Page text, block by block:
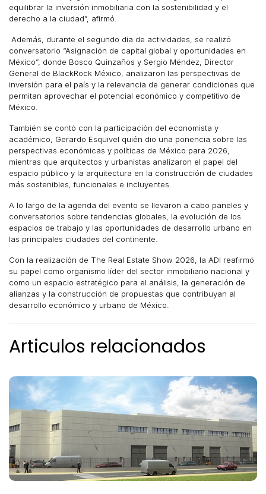
equilibrar la inversión inmobiliaria con la sostenibilidad y el
derecho a la ciudad”, afirmó.
Además, durante el segundo día de actividades, se realizó
conversatorio “Asignación de capital global y oportunidades en
México”, donde Bosco Quinzaños y Sergio Méndez, Director
General de BlackRock México, analizaron las perspectivas de
inversión para el país y la relevancia de generar condiciones que
permitan aprovechar el potencial económico y competitivo de
México.
También se contó con la participación del economista y
académico, Gerardo Esquivel quién dio una ponencia sobre las
perspectivas económicas y políticas de México para 2026,
mientras que arquitectos y urbanistas analizaron el papel del
espacio público y la arquitectura en la construcción de ciudades
más sostenibles, funcionales e incluyentes.
A lo largo de la agenda del evento se llevaron a cabo paneles y
conversatorios sobre tendencias globales, la evolución de los
espacios de trabajo y las oportunidades de desarrollo urbano en
las principales ciudades del continente.
Con la realización de The Real Estate Show 2026, la ADI reafirmó
su papel como organismo líder del sector inmobiliario nacional y
como un espacio estratégico para el análisis, la generación de
alianzas y la construcción de propuestas que contribuyan al
desarrollo económico y urbano de México.
Articulos relacionados